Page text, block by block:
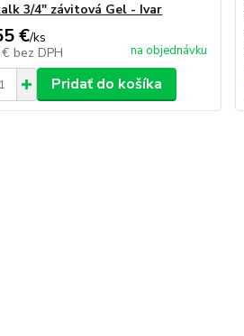
3/4" závitová Gel - Ivar
€/ks
€ bez DPH na objednávku
Pridať do košíka